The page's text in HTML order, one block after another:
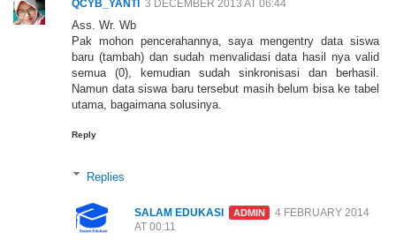
QCYB_YANTI 3 DECEMBER 2013 AT 06:44
Ass. Wr. Wb
Pak mohon pencerahannya, saya mengentry data siswa
baru (tambah) dan sudah menvalidasi data hasil nya valid
semua (0), kemudian sudah sinkronisasi dan berhasil.
Namun data siswa baru tersebut masih belum bisa ke tabel
utama, bagaimana solusinya.
Reply
Replies
SALAM EDUKASI
4 FEBRUARY 2014
AT 00:11